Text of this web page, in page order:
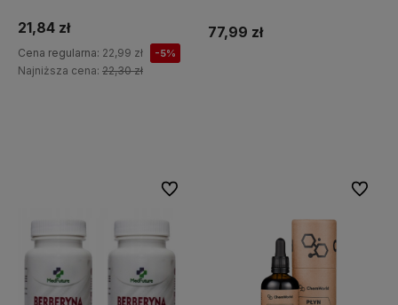
21,84 zł
Cena regularna: 22,99 zł -5%
Najniższa cena: 22,30 zł
77,99 zł
Do ulubionych Do